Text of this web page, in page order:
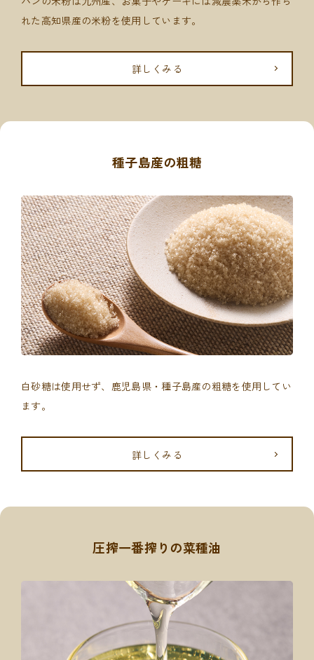
れた高知県産の米粉を使用しています。
詳しくみる
種子島産の粗糖
白砂糖は使用せず、鹿児島県・種子島産の粗糖を使用してい
ます。
詳しくみる
圧搾一番搾りの菜種油